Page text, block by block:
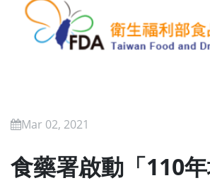
Mar 02, 2021
食藥署啟動「110